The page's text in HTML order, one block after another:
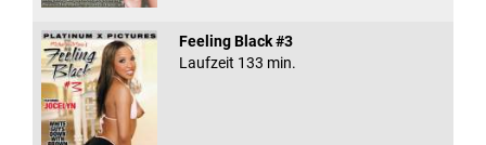
Feeling Black #3
Laufzeit 133 min.